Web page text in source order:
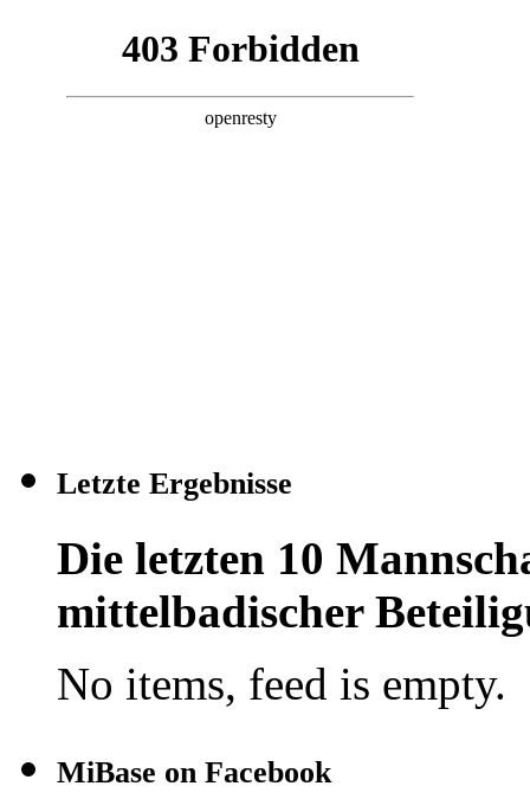
Letzte Ergebnisse
Die letzten 10
mittelbadischer
No items, feed is empty.
MiBase on Facebook